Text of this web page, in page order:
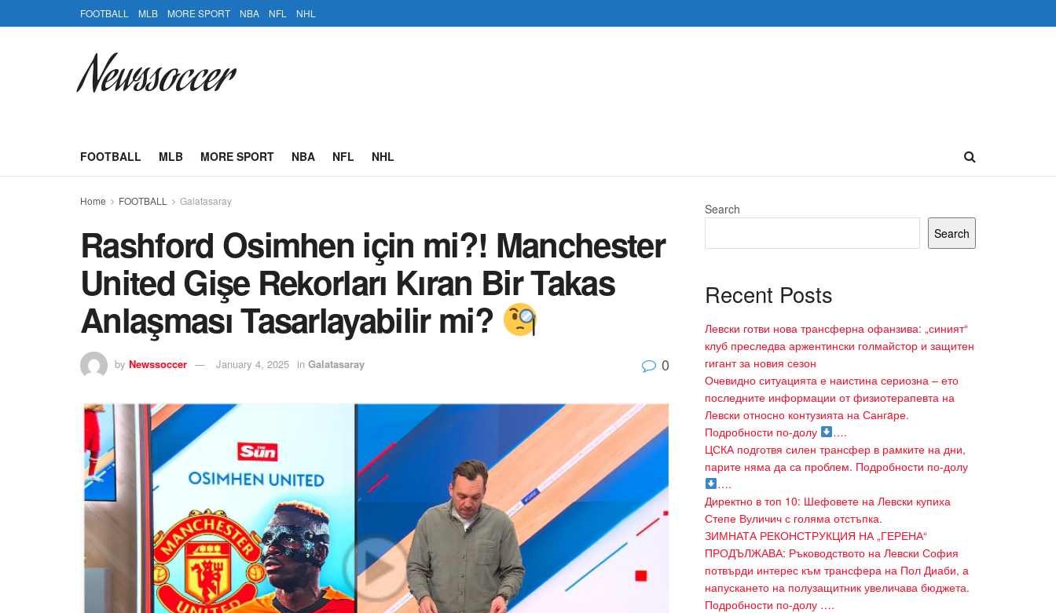
FOOTBALL MLB MORE SPORT NBA NFL NHL
Newssoccer
FOOTBALL MLB MORE SPORT NBA NFL NHL
Home FOOTBALL Galatasaray
Rashford Osimhen için mi?! Manchester
United Gişe Rekorları Kıran Bir Takas
Anlaşması Tasarlayabilir mi?
by Newssoccer January 4, 2025 in Galatasaray 0
Search
Search
Recent Posts
Левски готви нова трансферна офанзива: „синият“
клуб преследва аржентински голмайстор и защитен
гигант за новия сезон
Очевидно ситуацията е наистина сериозна – ето
последните информации от физиотерапевта на
Левски относно контузията на Сангaре.
Подробности по-долу
….
ЦСКА подготвя силен трансфер в рамките на дни,
парите няма да са проблем. Подробности по-долу
….
Директно в топ 10: Шефовете на Левски купиха
Степе Вуличич с голяма отстъпка.
ЗИМНАТА РЕКОНСТРУКЦИЯ НА „ГЕРЕНА“
ПРОДЪЛЖАВА: Ръководството на Левски София
потвърди интерес към трансфера на Пол Диаби, а
напускането на полузащитник увеличава бюджета.
Подробности по-долу ….